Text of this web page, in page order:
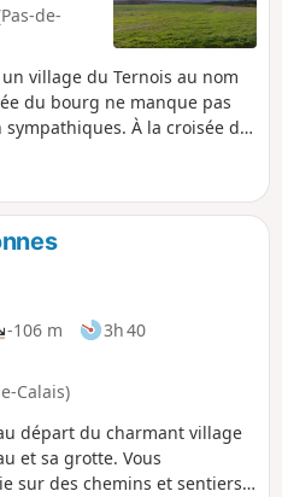
de-
village du Ternois au nom
du bourg ne manque pas
À la croisée du
-106 m
3h 40
Calais)
départ du charmant village
et sa grotte. Vous
sur des chemins et sentiers